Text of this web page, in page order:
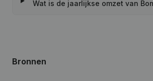
Wat is de jaarlijkse omzet van
Bronnen